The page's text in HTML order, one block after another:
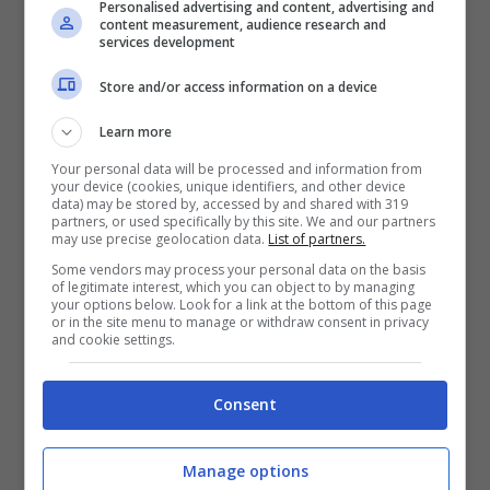
supposizione si è fatta a proposito diVito
Coppola, pure ex della cantante Arisa. Per lui
si parla addirittura di un ruolo chiave. Se ne
saprà di più in merito
quando i cast del programma di Mediaset
apriranno i battenti per la 22ma edizione.
Intanto chissà come avrà preso le notizie
Milly Carlucci.Avendo già perso uno dei volti
più noti del suo programma, e in procinto di
perderne ancora un altro, a tutto beneficio
della concorrenza. L’ardua sentenza ai
telespettatori, che giudicheranno se per
Canale 5 i nuovi acquisti siano davvero stati
Personalised advertising and content, advertising and
content measurement, audience research and
services development
Store and/or access information on a device
Learn more
Your personal data will be processed and information from
your device (cookies, unique identifiers, and other device
data) may be stored by, accessed by and shared with 319
partners, or used specifically by this site. We and our partners
may use precise geolocation data. List of partners.
Some vendors may process your personal data on the basis
of legitimate interest, which you can object to by managing
your options below. Look for a link at the bottom of this page
or in the site menu to manage or withdraw consent in privacy
and cookie settings.
Consent
Manage options